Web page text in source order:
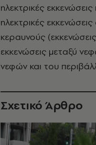
ηλεκτρικές
ηλεκτρικές
κεραυνούς
εκκενώσεις μεταξύ
νεφών και του
Σχετικό Άρθρο